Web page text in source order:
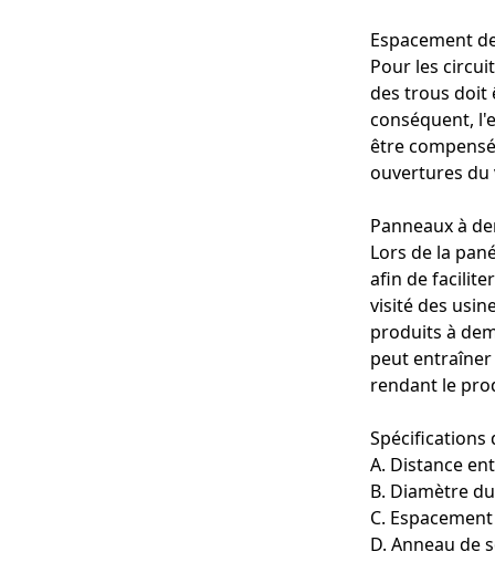
Espacement
Pour les
des trous doit
conséquent,
être
ouvertures du
Panneaux à
Lors de la
afin de
visité des
produits à
peut entraîner
rendant le
Spécifications
A. Distance
B. Diamètre
C.
D. Anneau de
Les circuits
bords sont
surface cuivrée.